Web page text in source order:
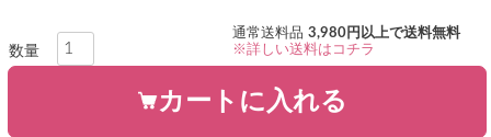
通常送料品 3,980円以上で送料無料
※詳しい送料はコチラ
カートに入れる